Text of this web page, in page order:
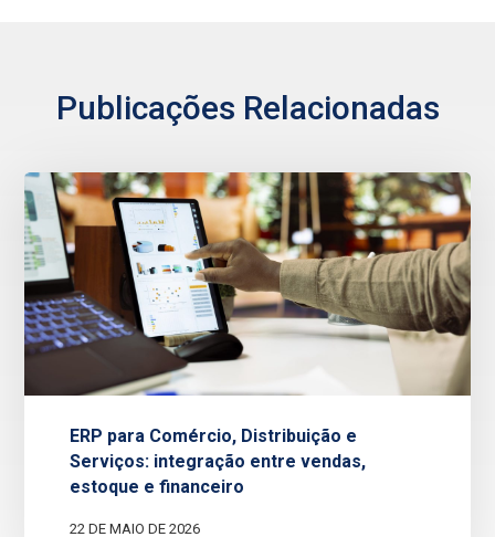
Publicações Relacionadas
ERP para Comércio, Distribuição e
Serviços: integração entre vendas,
estoque e financeiro
22 DE MAIO DE 2026